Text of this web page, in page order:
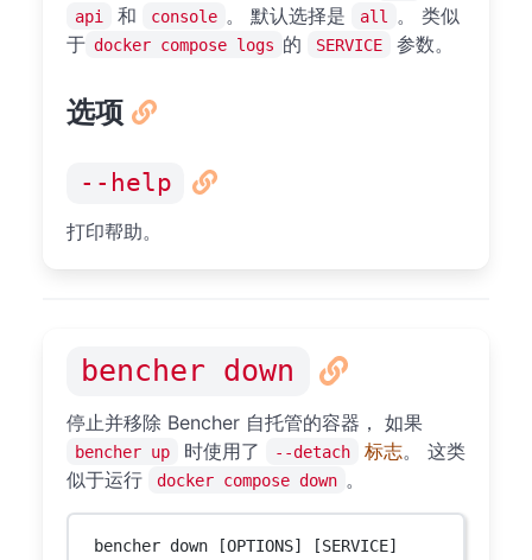
api 和 console 。 默认选择是 all
。 类似
于 docker compose logs 的 SERVICE 参数。
选项
--help
打印帮助。
bencher down
停止并移除 Bencher 自托管的容器， 如果
bencher up 时使用了 --detach 标志。 这类
似于运行
docker compose down 。
bencher down [OPTIONS] [SERVICE]